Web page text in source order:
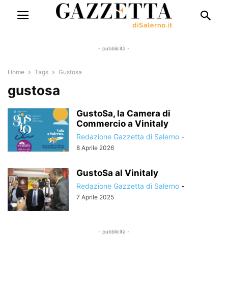
- pubblicità -
Home Tags Gustosa
gustosa
GustoSa, la Camera di
Commercio a Vinitaly
Redazione Gazzetta di Salerno -
8 Aprile 2026
GustoSa al Vinitaly
Redazione Gazzetta di Salerno -
7 Aprile 2025
- pubblicità -